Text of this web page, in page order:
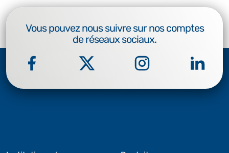
Vous pouvez nous suivre sur nos comptes
de réseaux sociaux.